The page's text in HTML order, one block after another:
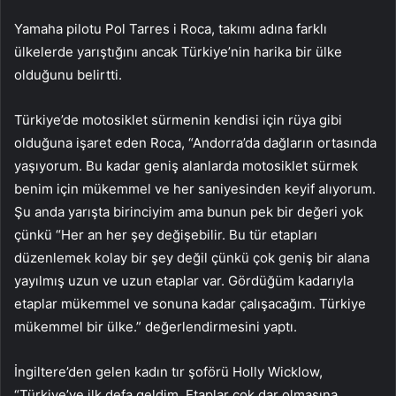
Yamaha pilotu Pol Tarres i Roca, takımı adına farklı
ülkelerde yarıştığını ancak Türkiye’nin harika bir ülke
olduğunu belirtti.
Türkiye’de motosiklet sürmenin kendisi için rüya gibi
olduğuna işaret eden Roca, “Andorra’da dağların ortasında
yaşıyorum. Bu kadar geniş alanlarda motosiklet sürmek
benim için mükemmel ve her saniyesinden keyif alıyorum.
Şu anda yarışta birinciyim ama bunun pek bir değeri yok
çünkü “Her an her şey değişebilir. Bu tür etapları
düzenlemek kolay bir şey değil çünkü çok geniş bir alana
yayılmış uzun ve uzun etaplar var. Gördüğüm kadarıyla
etaplar mükemmel ve sonuna kadar çalışacağım. Türkiye
mükemmel bir ülke.” değerlendirmesini yaptı.
İngiltere’den gelen kadın tır şoförü Holly Wicklow,